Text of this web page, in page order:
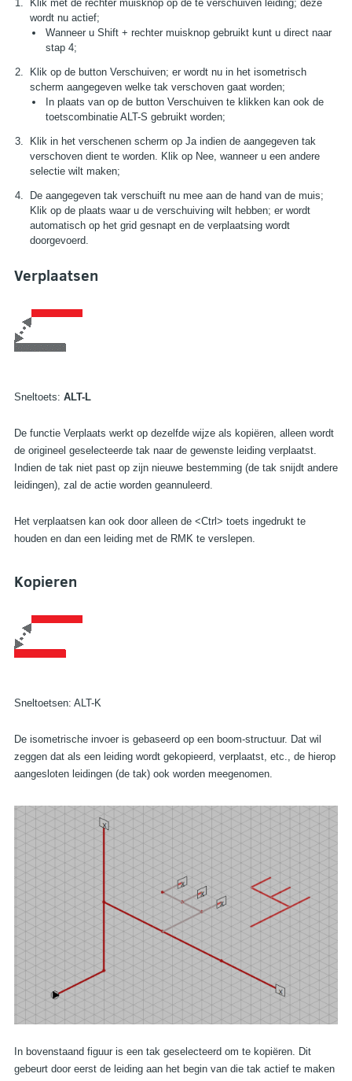
Klik met de rechter muisknop op de te verschuiven leiding; deze
wordt nu actief;
Wanneer u Shift + rechter muisknop gebruikt kunt u direct naar
stap 4;
Klik op de button Verschuiven; er wordt nu in het isometrisch
scherm aangegeven welke tak verschoven gaat worden;
In plaats van op de button Verschuiven te klikken kan ook de
toetscombinatie ALT-S gebruikt worden;
Klik in het verschenen scherm op Ja indien de aangegeven tak
verschoven dient te worden. Klik op Nee, wanneer u een andere
selectie wilt maken;
De aangegeven tak verschuift nu mee aan de hand van de muis;
Klik op de plaats waar u de verschuiving wilt hebben; er wordt
automatisch op het grid gesnapt en de verplaatsing wordt
doorgevoerd.
Verplaatsen
Sneltoets: ALT-L
De functie Verplaats werkt op dezelfde wijze als kopiëren, alleen wordt
de origineel geselecteerde tak naar de gewenste leiding verplaatst.
Indien de tak niet past op zijn nieuwe bestemming (de tak snijdt andere
leidingen), zal de actie worden geannuleerd.
Het verplaatsen kan ook door alleen de <Ctrl> toets ingedrukt te
houden en dan een leiding met de RMK te verslepen.
Kopieren
Sneltoetsen: ALT-K
De isometrische invoer is gebaseerd op een boom-structuur. Dat wil
zeggen dat als een leiding wordt gekopieerd, verplaatst, etc., de hierop
aangesloten leidingen (de tak) ook worden meegenomen.
In bovenstaand figuur is een tak geselecteerd om te kopiëren. Dit
gebeurt door eerst de leiding aan het begin van die tak actief te maken